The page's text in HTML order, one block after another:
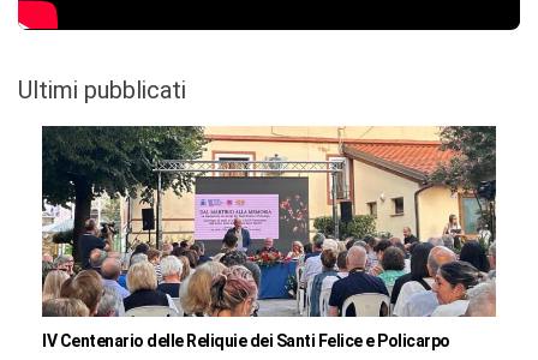
Ultimi pubblicati
IV Centenario delle Reliquie dei Santi Felice e Policarpo